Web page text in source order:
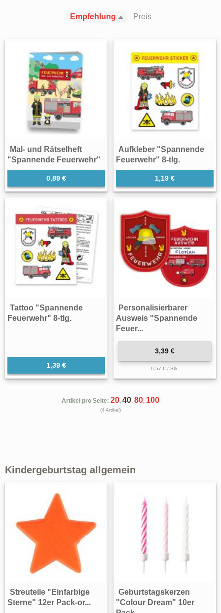
Empfehlung Preis
Mal- und Rätselheft
"Spannende Feuerwehr"
0,89 €
Aufkleber "Spannende
Feuerwehr" 8-tlg.
1,19 €
Tattoo "Spannende
Feuerwehr" 8-tlg.
1,39 €
Personalisierbarer
Ausweis "Spannende
Feuer...
3,39 €
0,57 € / Stk.
Artikel pro Seite: 20, 40, 80, 100
(4 Artikel)
Kindergeburtstag allgemein
Streuteile "Einfarbige
Sterne" 12er Pack-or...
Geburtstagskerzen
"Colour Dream" 10er